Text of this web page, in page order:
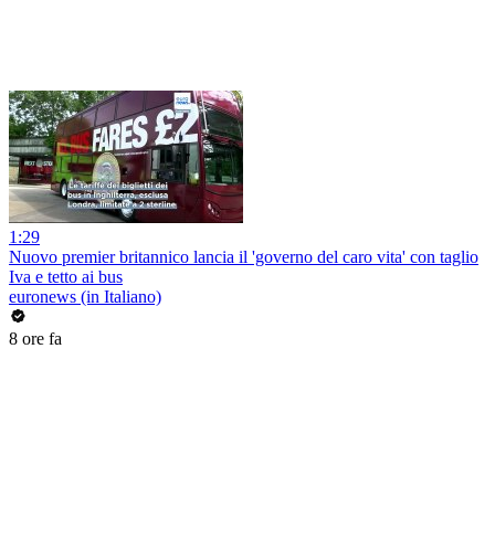
1:29
Nuovo premier britannico lancia il 'governo del caro vita' con taglio
Iva e tetto ai bus
euronews (in Italiano)
8 ore fa